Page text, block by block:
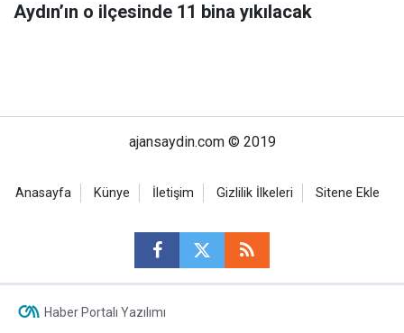
Aydın’ın o ilçesinde 11 bina yıkılacak
ajansaydin.com © 2019
Anasayfa Künye İletişim Gizlilik İlkeleri Sitene Ekle
Haber Portalı Yazılımı